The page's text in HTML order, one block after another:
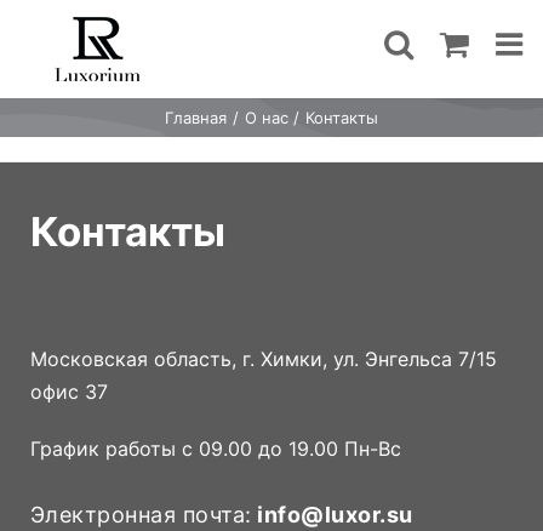
content
Главная О нас Контакты
Контакты
Московская область, г. Химки, ул. Энгельса 7/15
офис 37
График работы с 09.00 до 19.00 Пн-Вс
Электронная почта: info@luxor.su